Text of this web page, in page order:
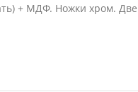
+ МДФ. Ножки хром.